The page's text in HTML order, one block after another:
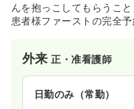
んを抱っこしてもらうこと
患者様ファーストの完全
外来正・准看護師
日勤のみ（常勤）